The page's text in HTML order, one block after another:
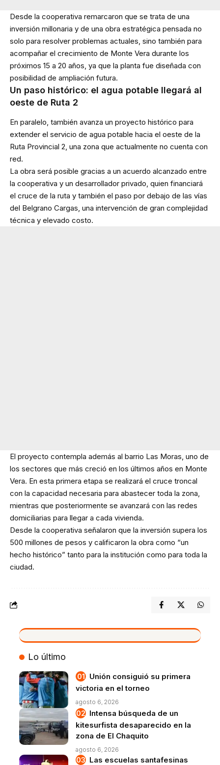
Desde la cooperativa remarcaron que se trata de una
inversión millonaria y de una obra estratégica pensada no
solo para resolver problemas actuales, sino también para
acompañar el crecimiento de Monte Vera durante los
próximos 15 a 20 años, ya que la planta fue diseñada con
posibilidad de ampliación futura.
Un paso histórico: el agua potable llegará al
oeste de Ruta 2
En paralelo, también avanza un proyecto histórico para
extender el servicio de agua potable hacia el oeste de la
Ruta Provincial 2, una zona que actualmente no cuenta con
red.
La obra será posible gracias a un acuerdo alcanzado entre
la cooperativa y un desarrollador privado, quien financiará
el cruce de la ruta y también el paso por debajo de las vías
del Belgrano Cargas, una intervención de gran complejidad
técnica y elevado costo.
El proyecto contempla además al barrio Las Moras, uno de
los sectores que más creció en los últimos años en Monte
Vera. En esta primera etapa se realizará el cruce troncal
con la capacidad necesaria para abastecer toda la zona,
mientras que posteriormente se avanzará con las redes
domiciliarias para llegar a cada vivienda.
Desde la cooperativa señalaron que la inversión supera los
500 millones de pesos y calificaron la obra como “un
hecho histórico” tanto para la institución como para toda la
ciudad.
VIVO
Lo último
Unión consiguió su primera
victoria en el torneo
agosto 6, 2026
Intensa búsqueda de un
kitesurfista desaparecido en la
zona de El Chaquito
agosto 6, 2026
Las escuelas santafesinas